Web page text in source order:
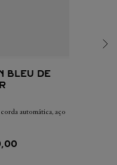
BLEU DE
automática, aço
,00